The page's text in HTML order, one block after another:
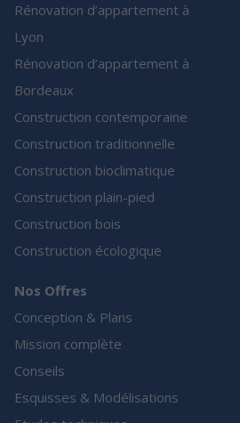
Rénovation d’appartement à
Lyon
Rénovation d’appartement à
Bordeaux
Construction contemporaine
Construction traditionnelle
Construction bioclimatique
Construction plain-pied
Construction bois
Construction écologique
Nos Offres
Conception & Plans
Mission complète
Conseils
Esquisses & Modélisations